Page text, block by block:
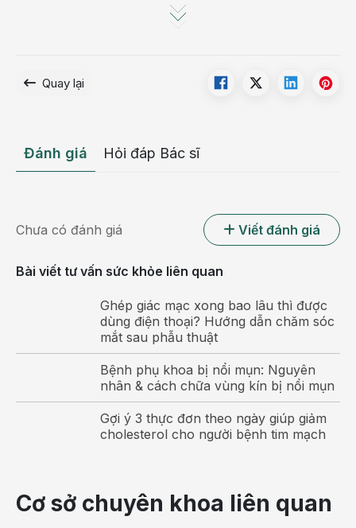
bệnh trĩ, viêm loét dạ dày, ung thư... Trường hợp này
Táo bón ra máu là là hiện tượng bị chảy khi đi vệ
sinh, máu có thể dính lẫn với phân, trên giấy vệ sinh
Nguyên nhân bị táo bón ra máu
Táo bón ra máu là hiện tượng bình thường, nguyên
nhân là do nóng trong hoặc dị vật gây nên. Bên cạnh
đó, táo bón ra máu còn là dấu hiệu nguy hiểm của
các bệnh lý ở hậu môn trực tràng. Vậy táo bón ra
Mỗi nhóm táo bón được gây ra bởi các nguyên nhân
Quay lại
Đánh giá Hỏi đáp Bác sĩ
Chưa có đánh giá Viết đánh giá
Bài viết tư vấn sức khỏe liên quan
Ghép giác mạc xong bao lâu thì được
dùng điện thoại? Hướng dẫn chăm sóc
mắt sau phẫu thuật
Bệnh phụ khoa bị nổi mụn: Nguyên
nhân & cách chữa vùng kín bị nổi mụn
Gợi ý 3 thực đơn theo ngày giúp giảm
cholesterol cho người bệnh tim mạch
Cơ sở chuyên khoa liên quan